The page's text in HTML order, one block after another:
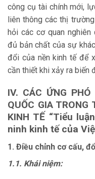
công cụ tài chính mới,
liên thông các thị
hỏi các cơ quan
đủ bản chất của sự
đổi của nền kinh tế để
cần thiết khi xảy ra biến
IV. CÁC ỨNG
QUỐC GIA TRONG
KINH TẾ “Tiểu
ninh kinh tế của
1. Điều chỉnh cơ cấu,
1.1. Khái niệm: